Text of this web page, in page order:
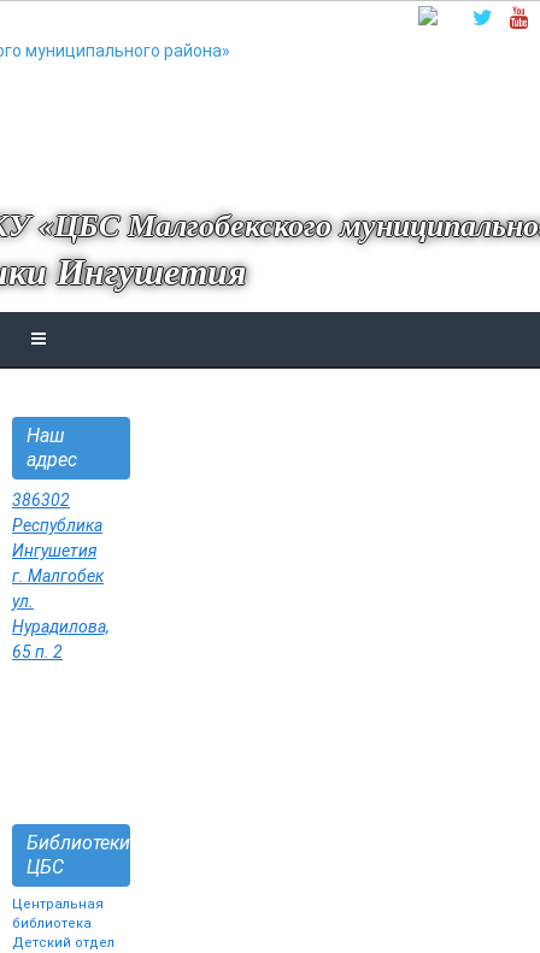
«ЦБС Малгобекского
Ингушетия
Наш
адрес
386302
Республика
Ингушетия
г. Малгобек
ул.
Нурадилова,
65 п. 2
Библиотеки
ЦБС
Центральная
библиотека
Детский отдел